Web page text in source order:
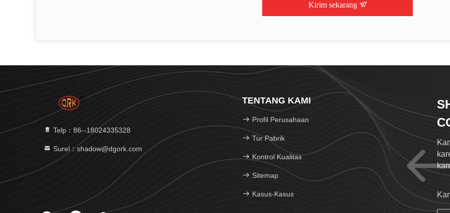
Kirim sekarang
Telp：86--18024335328
Surel：shadow@dgork.com
TENTANG KAMI
Profil Perusahaan
Tur Pabrik
Kontrol Kualitas
Sitemap
Kasus-Kasus